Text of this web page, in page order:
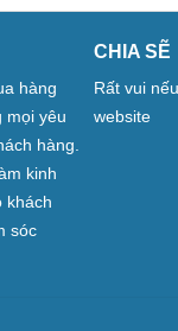
hàng
mọi yêu
hàng.
kinh
khách
sóc
CHIA SẼ
Rất vui
website